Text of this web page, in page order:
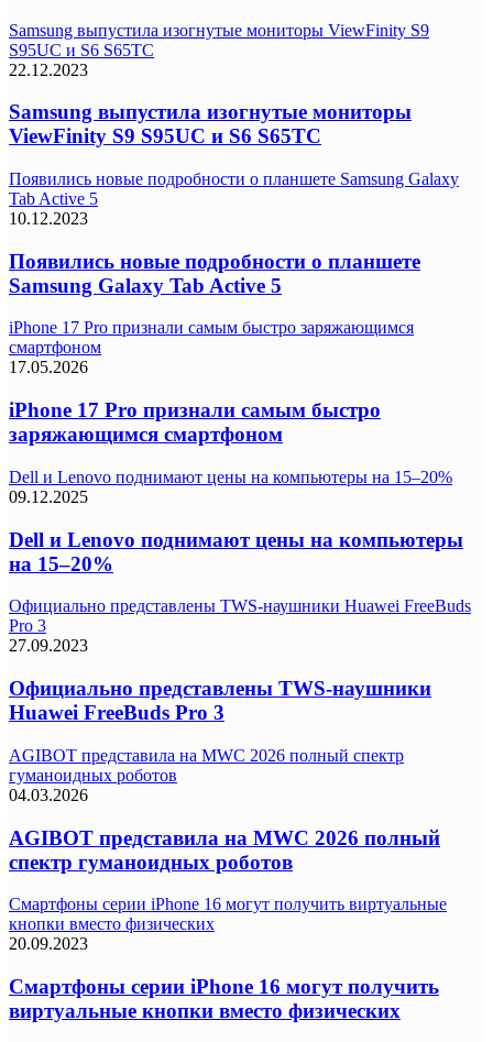
Samsung выпустила изогнутые мониторы ViewFinity S9
S95UC и S6 S65TC
22.12.2023
Samsung выпустила изогнутые мониторы
ViewFinity S9 S95UC и S6 S65TC
Появились новые подробности о планшете Samsung Galaxy
Tab Active 5
10.12.2023
Появились новые подробности о планшете
Samsung Galaxy Tab Active 5
iPhone 17 Pro признали самым быстро заряжающимся
смартфоном
17.05.2026
iPhone 17 Pro признали самым быстро
заряжающимся смартфоном
Dell и Lenovo поднимают цены на компьютеры на 15–20%
09.12.2025
Dell и Lenovo поднимают цены на компьютеры
на 15–20%
Официально представлены TWS-наушники Huawei FreeBuds
Pro 3
27.09.2023
Официально представлены TWS-наушники
Huawei FreeBuds Pro 3
AGIBOT представила на MWC 2026 полный спектр
гуманоидных роботов
04.03.2026
AGIBOT представила на MWC 2026 полный
спектр гуманоидных роботов
Смартфоны серии iPhone 16 могут получить виртуальные
кнопки вместо физических
20.09.2023
Смартфоны серии iPhone 16 могут получить
виртуальные кнопки вместо физических